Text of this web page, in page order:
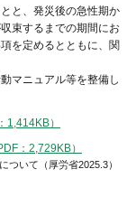
と、発災後の急性期か
束するまでの期間にお
を定めるとともに、関
マニュアル等を整備し
）
：2,729KB）
いて（厚労省2025.3）